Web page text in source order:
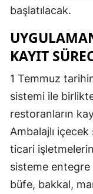
başlatılacak.
KAYIT
1 Temmuz
sistemi ile
restoranların
Ambalajlı
ticari
sisteme entegre
büfe, bakkal,